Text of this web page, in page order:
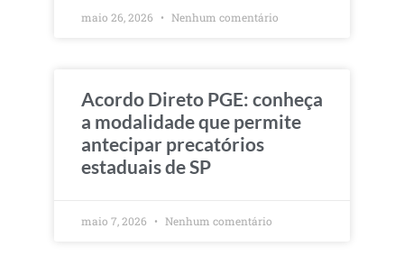
maio 26, 2026 Nenhum comentário
Acordo Direto PGE: conheça
a modalidade que permite
antecipar precatórios
estaduais de SP
maio 7, 2026 Nenhum comentário